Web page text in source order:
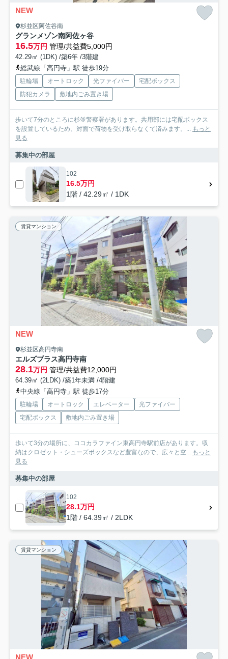
NEW
杉並区阿佐谷南
グランメゾン南阿佐ヶ谷
16.5万円 管理/共益費5,000円
42.29㎡ (1DK) /築6年 /3階建
総武線「高円寺」駅 徒歩19分
駐輪場 オートロック 光ファイバー
宅配ボックス
防犯カメラ
敷地内ごみ置き場
歩いて7分のところに杉並警察署があります。共用部には宅配ボックス
を設置しているため、対面で荷物を受け取らなくて済みます。... もっと
見る
募集中の部屋
102
16.5万円
1階 / 42.29㎡ / 1DK
賃貸マンション
NEW
杉並区高円寺南
エルズプラス高円寺南
28.1万円 管理/共益費12,000円
64.39㎡ (2LDK) /築1年未満 /4階建
中央線「高円寺」駅 徒歩17分
駐輪場 オートロック エレベーター
光ファイバー
宅配ボックス
敷地内ごみ置き場
歩いて3分の場所に、ココカラファイン東高円寺駅前店があります。収
納はクロゼット・シューズボックスなど豊富なので、広々と空... もっと
見る
募集中の部屋
102
28.1万円
1階 / 64.39㎡ / 2LDK
賃貸マンション